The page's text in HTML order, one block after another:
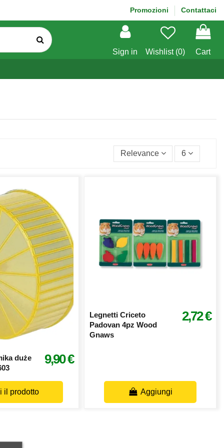
Promozioni Contattaci
Sign in Wishlist (0) Cart
Relevance 6
duże
9,90 €
il prodotto
Legnetti Criceto
Padovan 4pz Wood
Gnaws
2,72 €
Aggiungi